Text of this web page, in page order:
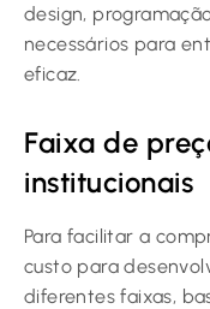
design,
necessários para
eficaz.
Faixa de
institucionais
Para facilitar a
custo para
diferentes faixas,